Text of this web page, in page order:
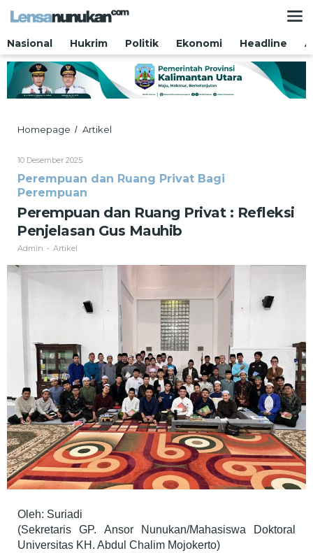
Nasional
Hukrim Politik Ekonomi Headline
Homepage / Artikel
:
Gus
Mauhib
10 Desember 2025Oleh
Perempuan dan Ruang Privat Bagi
Perempuan
Perempuan dan Ruang Privat : Refleksi
Penjelasan Gus Mauhib
Admin - Artikel
Oleh: Suriadi
(Sekretaris GP. Ansor Nunukan/Mahasiswa Doktoral
Universitas KH. Abdul Chalim Mojokerto)